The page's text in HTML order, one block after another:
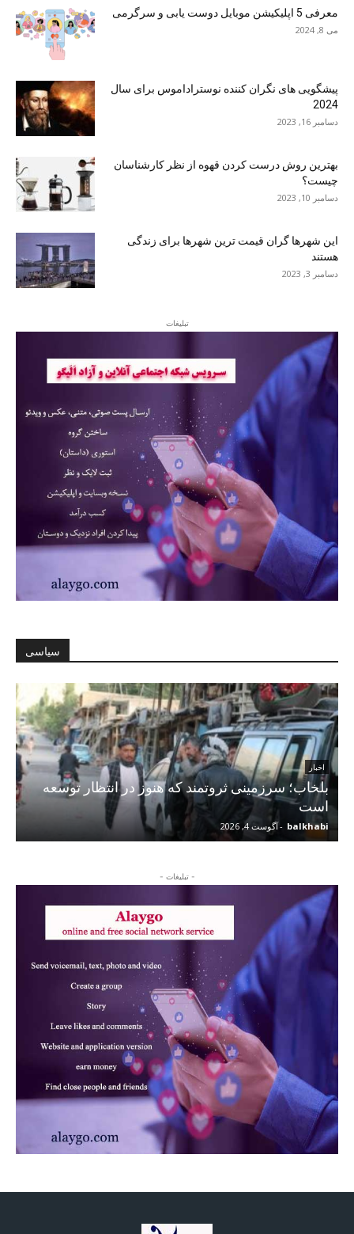
معرفی 5 اپلیکیشن موبایل دوست یابی و سرگرمی
می 8, 2024
پیشگویی های نگران کننده نوستراداموس برای سال
2024
دسامبر 16, 2023
بهترین روش درست کردن قهوه از نظر کارشناسان
چیست؟
دسامبر 10, 2023
این شهرها گران قیمت ترین شهرها برای زندگی
هستند
دسامبر 3, 2023
تبلیغات
سیاسی
اخبار
بلخاب؛ سرزمینی ثروتمند که هنوز در انتظار توسعه
است
balkhabi
-آگوست 4, 2026
- تبلیغات -